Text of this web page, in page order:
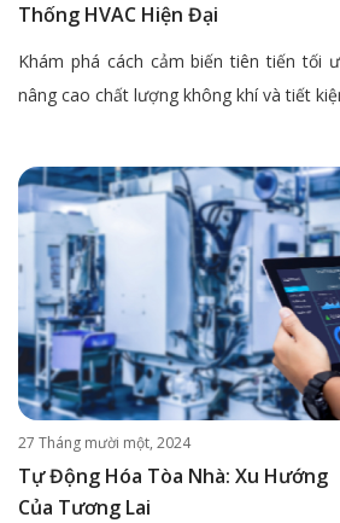
Thống HVAC Hiện Đại
Khám phá cách cảm biến tiên tiến tối
nâng cao chất lượng không khí và tiết
27 Tháng mười một, 2024
Tự Động Hóa Tòa Nhà: Xu Hướng
Của Tương Lai